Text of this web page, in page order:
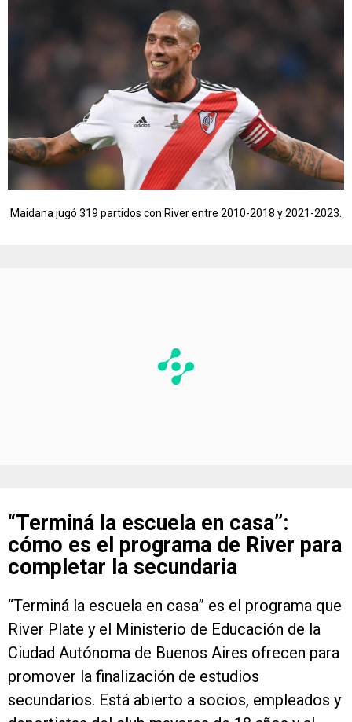
Maidana jugó 319 partidos con River entre 2010-2018 y 2021-2023.
“Terminá la escuela en casa”:
cómo es el programa de River para
completar la secundaria
“Terminá la escuela en casa” es el programa que
River Plate y el Ministerio de Educación de la
Ciudad Autónoma de Buenos Aires ofrecen para
promover la finalización de estudios
secundarios. Está abierto a socios, empleados y